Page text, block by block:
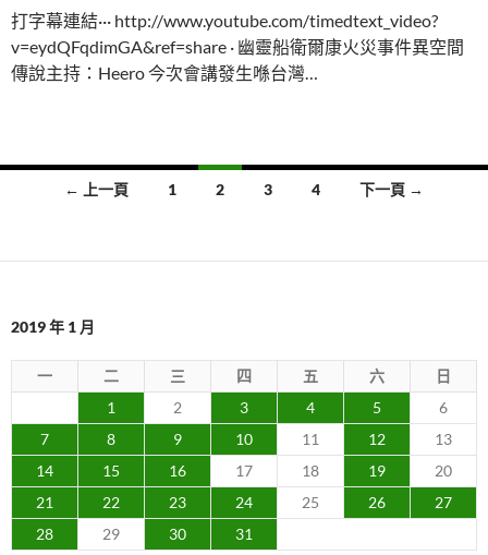
打字幕連結··· http://www.youtube.com/timedtext_video?
v=eydQFqdimGA&ref=share · 幽靈船衛爾康火災事件異空間
傳說主持：Heero 今次會講發生喺台灣…
導
← 上一頁 1 2 3 4 下一頁 →
2019 年 1 月
一 二 三 四 五 六
日
1
2 3 4 5
6
7
8 9 10 11 12
13
14
15 16 17 18 19
20
21
22 23 24 25 26
27
28
29 30
31